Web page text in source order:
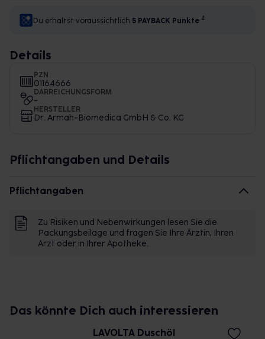
Du erhältst voraussichtlich 5 PAYBACK Punkte 4
Details
PZN
01164666
DARREICHUNGSFORM
-
HERSTELLER
Dr. Armah-Biomedica GmbH & Co. KG
Pflichtangaben und Details
Pflichtangaben
Zu Risiken und Nebenwirkungen lesen Sie die
Packungsbeilage und fragen Sie Ihre Ärztin, Ihren
Arzt oder in Ihrer Apotheke.
Das könnte Dich auch interessieren
LAVOLTA Duschöl